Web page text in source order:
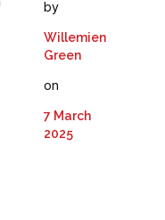
by
Willemien
Green
on
7 March
2025